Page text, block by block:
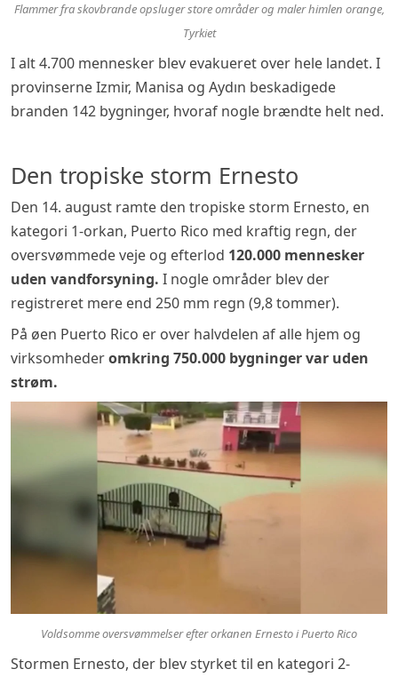
Flammer fra skovbrande opsluger store områder og maler himlen orange,
Tyrkiet
I alt 4.700 mennesker blev evakueret over hele landet. I
provinserne Izmir, Manisa og Aydın beskadigede
branden 142 bygninger, hvoraf nogle brændte helt ned.
Den tropiske storm Ernesto
Den 14. august ramte den tropiske storm Ernesto, en
kategori 1-orkan, Puerto Rico med kraftig regn, der
oversvømmede veje og efterlod 120.000 mennesker
uden vandforsyning. I nogle områder blev der
registreret mere end 250 mm regn (9,8 tommer).
På øen Puerto Rico er over halvdelen af alle hjem og
virksomhederomkring 750.000 bygninger var uden
strøm.
Voldsomme oversvømmelser efter orkanen Ernesto i Puerto Rico
Stormen Ernesto, der blev styrket til en kategori 2-